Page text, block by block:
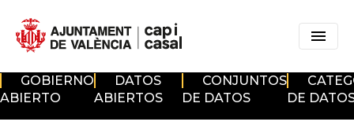
GOBIERNO
ABIERTO
DATOS
ABIERTOS
CONJUNTOS
DE DATOS
DE